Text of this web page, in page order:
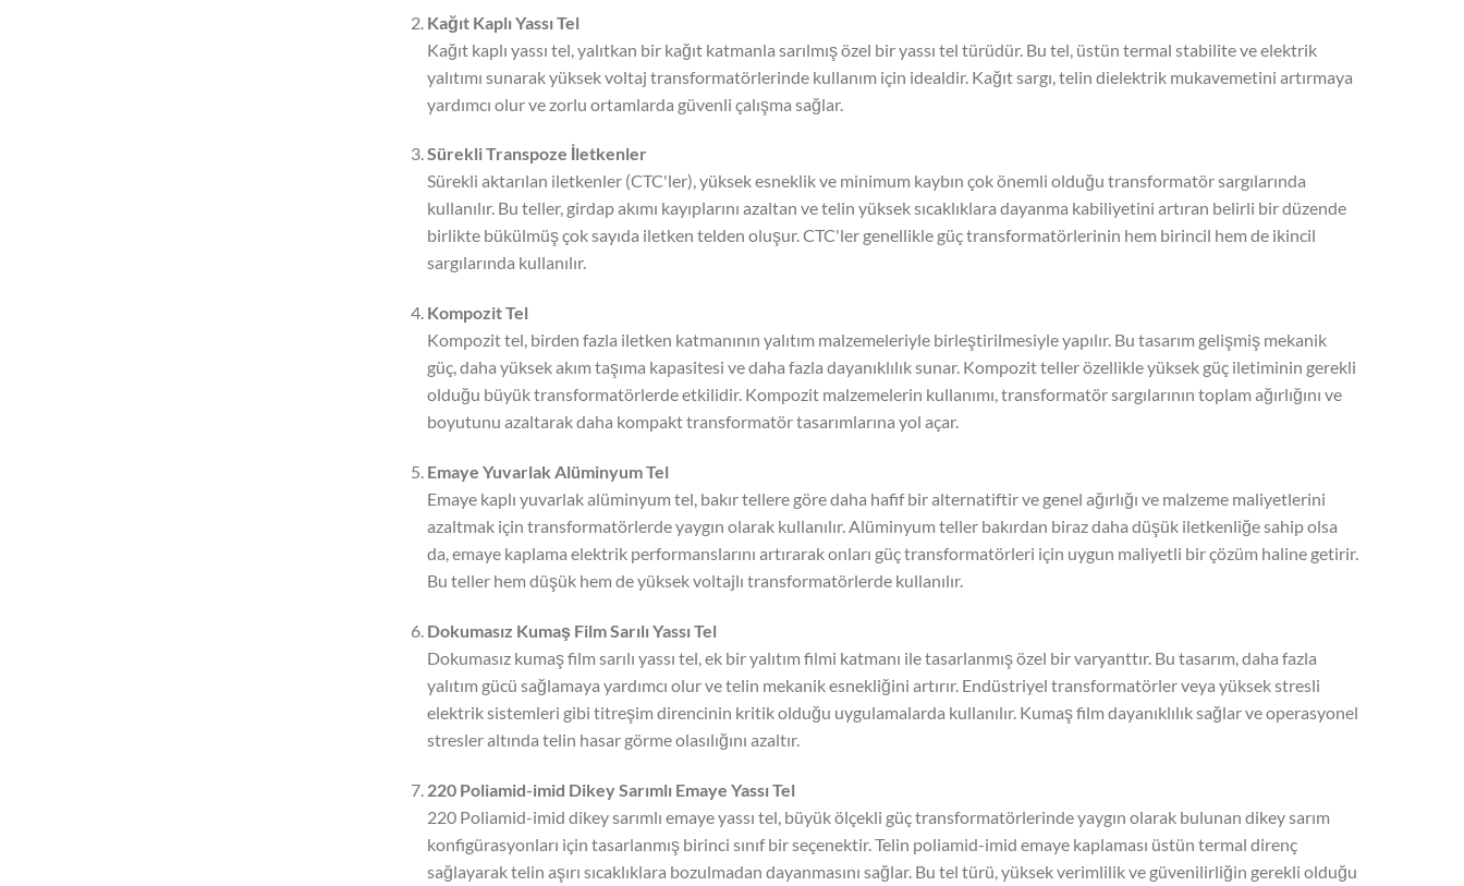
Kağıt Kaplı Yassı Tel
Kağıt kaplı yassı tel, yalıtkan bir kağıt katmanla sarılmış özel bir yassı tel türüdür. Bu tel, üstün termal stabilite ve elektrik
yalıtımı sunarak yüksek voltaj transformatörlerinde kullanım için idealdir. Kağıt sargı, telin dielektrik mukavemetini artırmaya
yardımcı olur ve zorlu ortamlarda güvenli çalışma sağlar.
Sürekli Transpoze İletkenler
Sürekli aktarılan iletkenler (CTC'ler), yüksek esneklik ve minimum kaybın çok önemli olduğu transformatör sargılarında
kullanılır. Bu teller, girdap akımı kayıplarını azaltan ve telin yüksek sıcaklıklara dayanma kabiliyetini artıran belirli bir düzende
birlikte bükülmüş çok sayıda iletken telden oluşur. CTC'ler genellikle güç transformatörlerinin hem birincil hem de ikincil
sargılarında kullanılır.
Kompozit Tel
Kompozit tel, birden fazla iletken katmanının yalıtım malzemeleriyle birleştirilmesiyle yapılır. Bu tasarım gelişmiş mekanik
güç, daha yüksek akım taşıma kapasitesi ve daha fazla dayanıklılık sunar. Kompozit teller özellikle yüksek güç iletiminin gerekli
olduğu büyük transformatörlerde etkilidir. Kompozit malzemelerin kullanımı, transformatör sargılarının toplam ağırlığını ve
boyutunu azaltarak daha kompakt transformatör tasarımlarına yol açar.
Emaye Yuvarlak Alüminyum Tel
Emaye kaplı yuvarlak alüminyum tel, bakır tellere göre daha hafif bir alternatiftir ve genel ağırlığı ve malzeme maliyetlerini
azaltmak için transformatörlerde yaygın olarak kullanılır. Alüminyum teller bakırdan biraz daha düşük iletkenliğe sahip olsa
da, emaye kaplama elektrik performanslarını artırarak onları güç transformatörleri için uygun maliyetli bir çözüm haline getirir.
Bu teller hem düşük hem de yüksek voltajlı transformatörlerde kullanılır.
Dokumasız Kumaş Film Sarılı Yassı Tel
Dokumasız kumaş film sarılı yassı tel, ek bir yalıtım filmi katmanı ile tasarlanmış özel bir varyanttır. Bu tasarım, daha fazla
yalıtım gücü sağlamaya yardımcı olur ve telin mekanik esnekliğini artırır. Endüstriyel transformatörler veya yüksek stresli
elektrik sistemleri gibi titreşim direncinin kritik olduğu uygulamalarda kullanılır. Kumaş film dayanıklılık sağlar ve operasyonel
stresler altında telin hasar görme olasılığını azaltır.
220 Poliamid-imid Dikey Sarımlı Emaye Yassı Tel
220 Poliamid-imid dikey sarımlı emaye yassı tel, büyük ölçekli güç transformatörlerinde yaygın olarak bulunan dikey sarım
konfigürasyonları için tasarlanmış birinci sınıf bir seçenektir. Telin poliamid-imid emaye kaplaması üstün termal direnç
sağlayarak telin aşırı sıcaklıklara bozulmadan dayanmasını sağlar. Bu tel türü, yüksek verimlilik ve güvenilirliğin gerekli olduğu